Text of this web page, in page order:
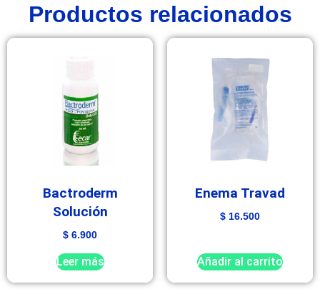
Productos relacionados
Bactroderm
Solución
$ 6.900
Leer más
Enema Travad
$ 16.500
Añadir al carrito